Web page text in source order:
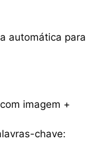
automática para
imagem +
chave: